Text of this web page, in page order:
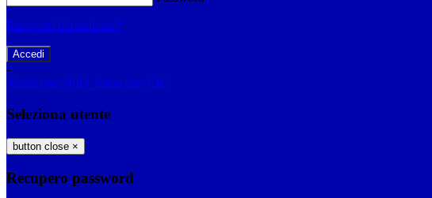
Password dimenticata?
-
Entra con SPID Entra con CIE
Seleziona utente
button close ×
Recupero password